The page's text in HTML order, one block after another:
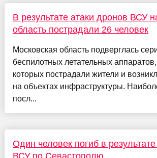
В результате атаки дронов ВСУ
область пострадали 26 человек
Московская область подверглась
беспилотных летательных аппаратов,
которых пострадали жители и
на объектах инфраструктуры.
посл...
Один человек погиб в
ВСУ по Севастополю